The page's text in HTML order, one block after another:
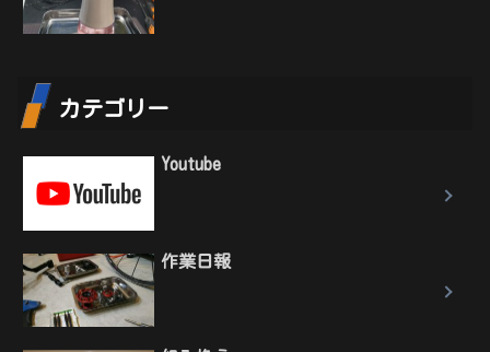
カテゴリー
Youtube
作業日報